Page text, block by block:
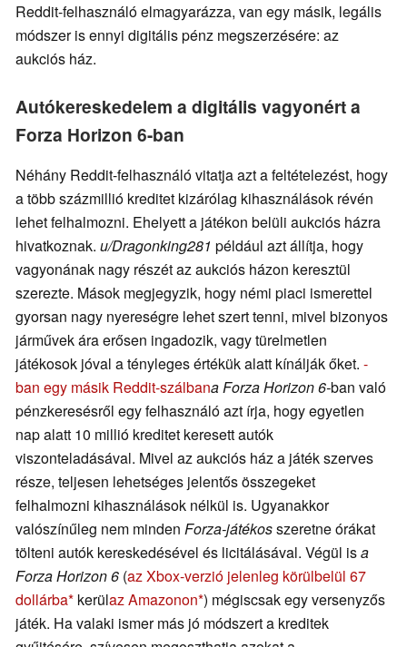
Reddit-felhasználó elmagyarázza, van egy másik, legális
módszer is ennyi digitális pénz megszerzésére: az
aukciós ház.
Autókereskedelem a digitális vagyonért a
Forza Horizon 6-ban
Néhány Reddit-felhasználó vitatja azt a feltételezést, hogy
a több százmillió kreditet kizárólag kihasználások révén
lehet felhalmozni. Ehelyett a játékon belüli aukciós házra
hivatkoznak. u/Dragonking281 például azt állítja, hogy
vagyonának nagy részét az aukciós házon keresztül
szerezte. Mások megjegyzik, hogy némi piaci ismerettel
gyorsan nagy nyereségre lehet szert tenni, mivel bizonyos
járművek ára erősen ingadozik, vagy türelmetlen
játékosok jóval a tényleges értékük alatt kínálják őket. -
ban egy másik Reddit-szálbana Forza Horizon 6-ban való
pénzkeresésről egy felhasználó azt írja, hogy egyetlen
nap alatt 10 millió kreditet keresett autók
viszonteladásával. Mivel az aukciós ház a játék szerves
része, teljesen lehetséges jelentős összegeket
felhalmozni kihasználások nélkül is. Ugyanakkor
valószínűleg nem minden Forza-játékosszeretne órákat
tölteni autók kereskedésével és licitálásával. Végül isa
Forza Horizon 6 (az Xbox-verzió jelenleg körülbelül 67
dollárba kerülaz Amazonon ) mégiscsak egy versenyzős
játék. Ha valaki ismer más jó módszert a kreditek